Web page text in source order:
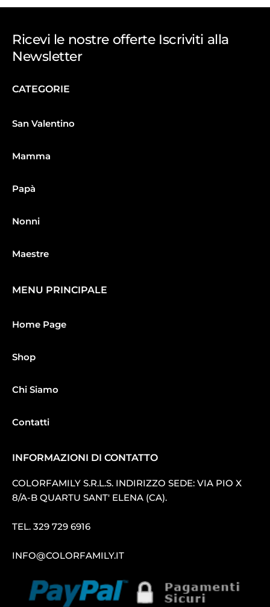
Ricevi le nostre offerte Iscriviti alla
Newsletter
CATEGORIE
San Valentino
Mamma
Papà
Nonni
Maestre
MENU PRINCIPALE
Home Page
Shop
Chi Siamo
Contatti
INFORMAZIONI DI CONTATTO
COLORFAMILY S.R.L.S. INDIRIZZO SEDE: VIA PIO X
8/A-B QUARTU SANT′ ELENA (CA).
TEL. 329 729 6916
INFO@COLORFAMILY.IT